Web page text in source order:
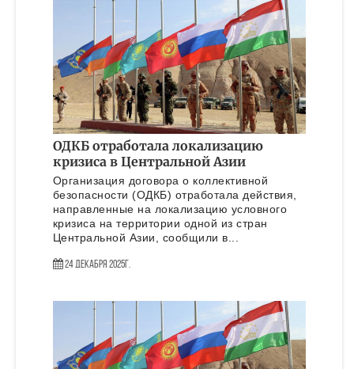
ОДКБ отработала локализацию
кризиса в Центральной Азии
Организация договора о коллективной
безопасности (ОДКБ) отработала действия,
направленные на локализацию условного
кризиса на территории одной из стран
Центральной Азии, сообщили в...
24 Декабря 2025г.